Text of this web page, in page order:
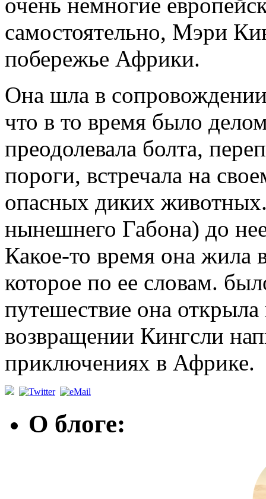
очень немногие
самостоятельно, Мэри
побережье Африки.
Она шла в
что в то время было
преодолевала болта,
пороги, встречала на
опасных диких
нынешнего Габона) до
Какое-то время она жила
которое по ее словам.
путешествие она
возвращении Кингсли
приключениях в Африке.
О блоге: